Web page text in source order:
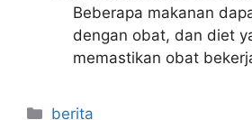
Beberapa makanan
dengan obat, dan diet
memastikan obat
Kategori
berita